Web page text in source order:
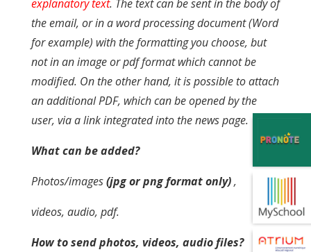
explanatory text. The text can be sent in the body of
the email, or in a word processing document (Word
for example) with the formatting you choose, but
not in an image or pdf format which cannot be
modified. On the other hand, it is possible to attach
an additional PDF, which can be opened by the
user, via a link integrated into the news page.
What can be added?
Photos/images(jpg or png format only),
videos, audio, pdf.
How to send photos, videos, audio files?